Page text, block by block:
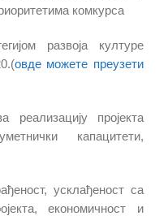
комкурса
развоја културе
овде можете преузети
реализацију пројекта
капацитети,
усклађеност са
економичност и